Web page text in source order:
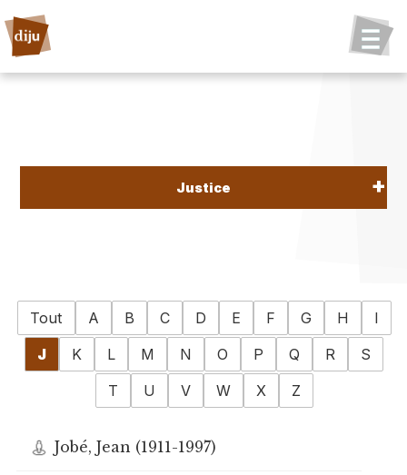
Justice
Tout A B C D E F G H
I
J
K L M N O P Q R
S
T
U V W X Z
Jobé, Jean (1911-1997)